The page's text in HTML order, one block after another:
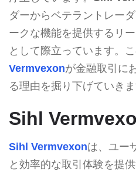
ダーからベテラントレー
ークな機能を提供するリ
として際立っています。こ
Vermvexonが金融取引に
る理由を掘り下げていきま
Sihl
Sihl Vermvexonは、ユー
と効率的な取引体験を提